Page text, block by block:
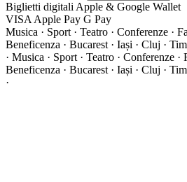
Biglietti digitaliApple & Google Wallet
VISAApple Pay G Pay
Musica · Sport · Teatro · Conferenze ·
Beneficenza · Bucarest · Iași · Cluj ·
· Musica · Sport · Teatro · Conferenze ·
Beneficenza · Bucarest · Iași · Cluj ·
·